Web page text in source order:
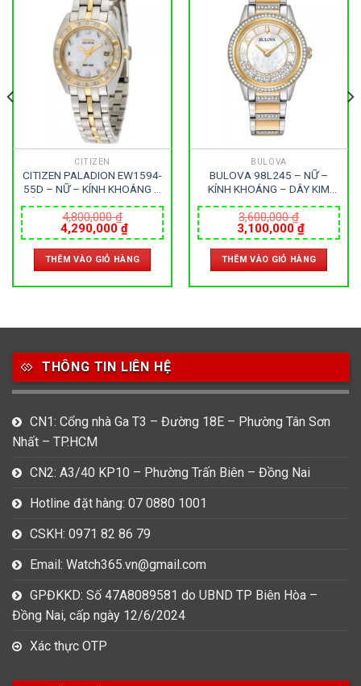
CITIZEN
CITIZEN PALADION EW1594-
55D – NỮ – KÍNH KHOÁNG –
DÂY KIM LOẠI – ECO DRIVE –
SIZE 26MM – MÁY NHẬT
4,800,000₫
Giá
gốc
là:
4,800,000 ₫.
4,290,000₫Giá
hiện
tại
là:
4,290,000 ₫.
THÊM VÀO GIỎ HÀNG
BULOVA
BULOVA 98L245 – NỮ –
KÍNH KHOÁNG – DÂY KIM
MÁY THỤY SỸ
3,600,000₫
Giá
gốc
là:
3,600,000 ₫.
3,100,000₫Giá
hiện
tại
là:
THÊM VÀO GIỎ HÀNG
THÔNG TIN LIÊN HỆ
CN1: Cổng nhà Ga T3 – Đường 18E – Phường Tân Sơn
Nhất – TP.HCM
CN2: A3/40 KP10 – Phường Trấn Biên – Đồng Nai
Hotline đặt hàng: 07 0880 1001
CSKH: 0971 82 86 79
Email: Watch365.vn@gmail.com
GPĐKKD: Số 47A8089581 do UBND TP Biên Hòa –
Đồng Nai, cấp ngày 12/6/2024
Xác thực OTP